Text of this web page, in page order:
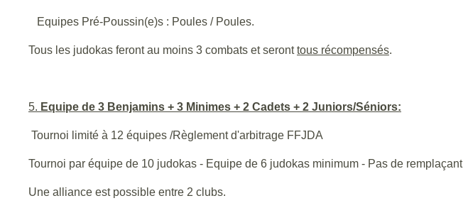
Equipes Pré-Poussin(e)s : Poules / Poules.
Tous les judokas feront au moins 3 combats et seronttous récompensés.
5. Equipe de 3 Benjamins + 3 Minimes + 2 Cadets + 2 Juniors/Séniors:
Tournoi limité à 12 équipes /Règlement d'arbitrage FFJDA
Tournoi par équipe de 10 judokas - Equipe de 6 judokas minimum - Pas de remplaçant
Une alliance est possible entre 2 clubs.